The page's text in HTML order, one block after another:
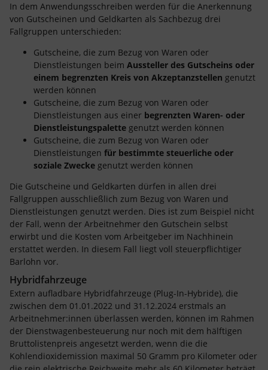
In dem Anwendungsschreiben werden für die Anerkennung
von Gutscheinen und Geldkarten als Sachbezug drei
Fallgruppen unterschieden:
Gutscheine, die zum Bezug von Waren oder
Dienstleistungen beim Aussteller des Gutscheins oder
einem begrenzten Kreis von Akzeptanzstellen genutzt
werden können
Gutscheine, die zum Bezug von Waren oder
Dienstleistungen aus einer begrenzten Waren- oder
Dienstleistungspalette genutzt werden können
Gutscheine, die zum Bezug von Waren oder
Dienstleistungen für bestimmte steuerliche oder
soziale Zwecke genutzt werden können
Die Gutscheine und Geldkarten dürfen in allen drei
Fallgruppen ausschließlich zum Bezug von Waren und
Dienstleistungen genutzt werden. Dies ist zum Beispiel nicht
der Fall, wenn der Arbeitnehmer den Gutschein selbst
erwirbt und die Kosten vom Arbeitgeber im Nachhinein
erstattet werden. In diesem Fall liegt voll steuerpflichtiger
Barlohn vor.
Hybridfahrzeuge
Extern aufladbare Hybridfahrzeuge (Plug-In-Hybride), die
zwischen dem 01.01.2022 und 31.12.2024 erstmals an
Arbeitnehmer:innen überlassen werden, können im Rahmen
der Dienstwagenbesteuerung nur noch mit dem hälftigen
Bruttolistenpreis angesetzt werden, wenn die die
Kohlendioxidemission maximal 50 Gramm pro Kilometer oder